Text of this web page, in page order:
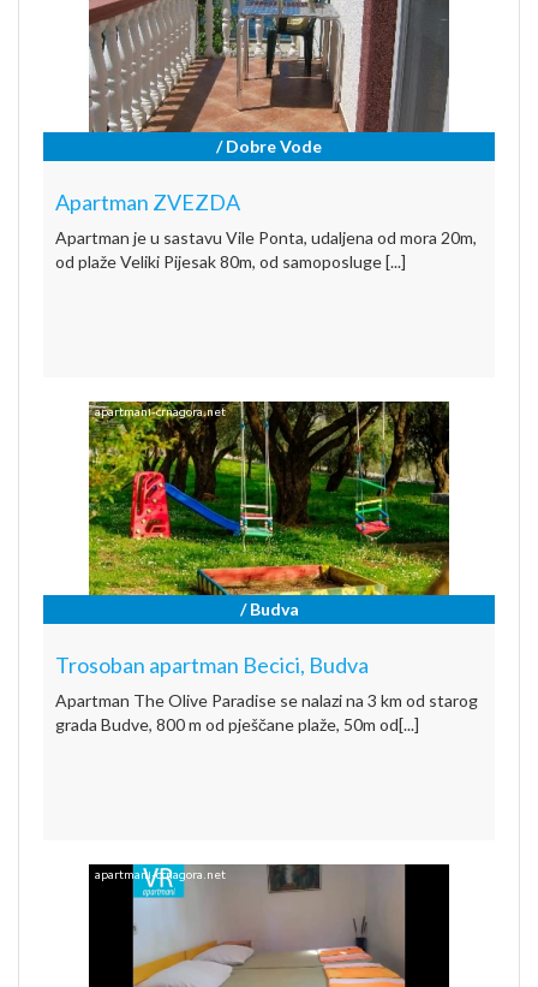
/ Dobre Vode
Apartman ZVEZDA
Apartman je u sastavu Vile Ponta, udaljena od mora 20m,
od plaže Veliki Pijesak 80m, od samoposluge [...]
/ Budva
Trosoban apartman Becici, Budva
Apartman The Olive Paradise se nalazi na 3 km od starog
grada Budve, 800 m od pješčane plaže, 50m od[...]